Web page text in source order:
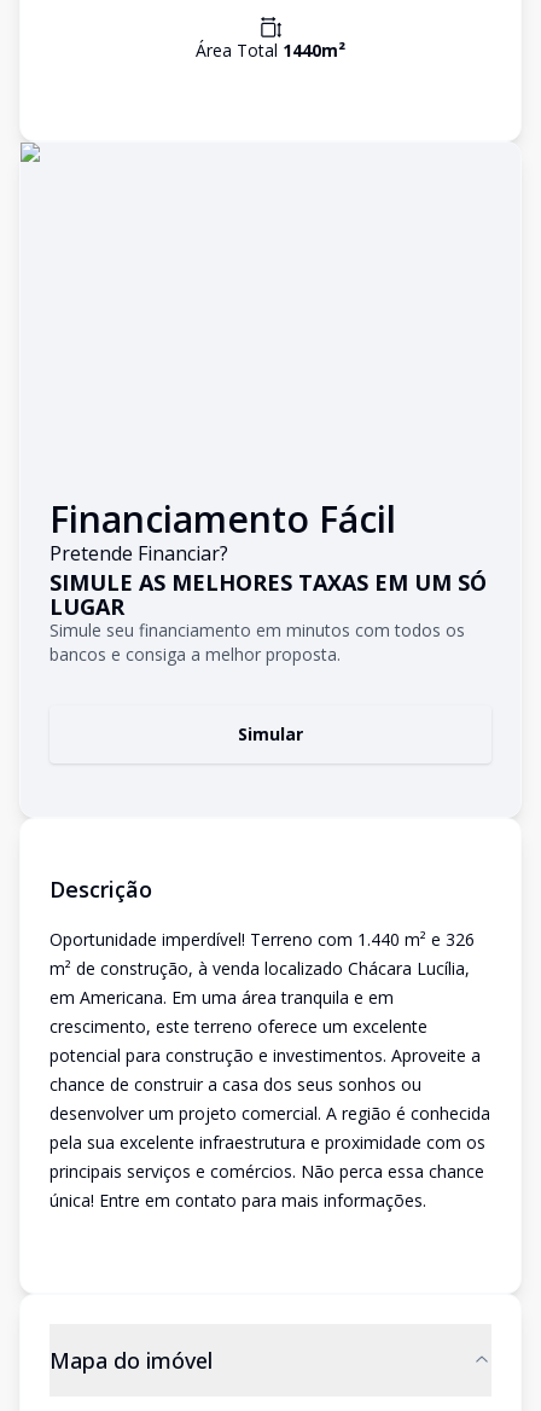
Área Total 1440m²
Financiamento Fácil
Pretende Financiar?
SIMULE AS MELHORES TAXAS EM UM SÓ
LUGAR
Simule seu financiamento em minutos com todos os
bancos e consiga a melhor proposta.
Simular
Descrição
Oportunidade imperdível! Terreno com 1.440 m² e 326
m² de construção, à venda localizado Chácara Lucília,
em Americana. Em uma área tranquila e em
crescimento, este terreno oferece um excelente
potencial para construção e investimentos. Aproveite a
chance de construir a casa dos seus sonhos ou
desenvolver um projeto comercial. A região é conhecida
pela sua excelente infraestrutura e proximidade com os
principais serviços e comércios. Não perca essa chance
única! Entre em contato para mais informações.
Mapa do imóvel